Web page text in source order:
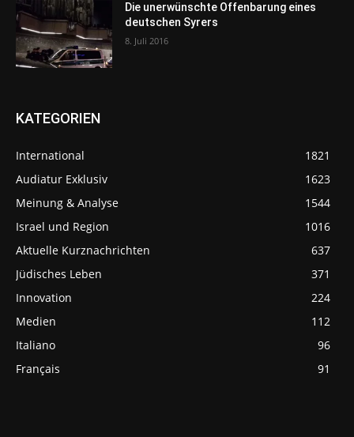
Die unerwünschte Offenbarung eines
deutschen Syrers
8. Juli 2016
KATEGORIEN
International
1821
Audiatur Exklusiv
1623
Meinung & Analyse
1544
Israel und Region
1016
Aktuelle Kurznachrichten
637
Jüdisches Leben
371
Innovation
224
Medien
112
Italiano
96
Français
91